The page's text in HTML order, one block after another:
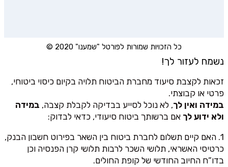
כל הזכויות שמורות לפורטל "שמענו" 2020 ©
נשמח לעזור לך!
זכאות לקצבת סיעוד מחברת הביטוח תלויה בקיום כיסוי ביטוחי,
פרטי או קבוצתי.
במידה ואין לך, לא נוכל לסייע בבדיקה לקבלת קצבה, במידה
ולא ידוע לך אם ברשותך ביטוח סיעודי, כדאי לבדוק:
1. האם קיים תשלום לחברת ביטוח בין השאר בפירוט חשבון הבנק,
כרטיסי האשראי, תלושי השכר לרבות תלושי קרן הפנסיה וכן
בדו”ח החיוב החודשי של קופת החולים.